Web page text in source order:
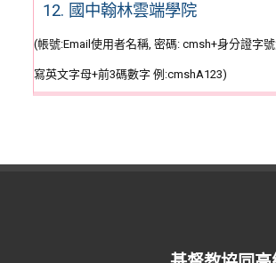
12. 國中翰林雲端學院
(帳號:Email使用者名稱, 密碼: cmsh+身分證字
寫英文字母+前3碼數字 例:cmshA123)